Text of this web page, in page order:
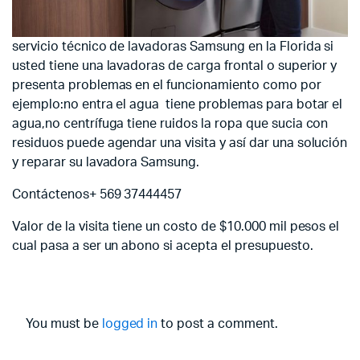
servicio técnico de lavadoras Samsung en la Florida si
usted tiene una lavadoras de carga frontal o superior y
presenta problemas en el funcionamiento como por
ejemplo:no entra el agua tiene problemas para botar el
agua,no centrífuga tiene ruidos la ropa que sucia con
residuos puede agendar una visita y así dar una solución
y reparar su lavadora Samsung.
Contáctenos+ 569 37444457
Valor de la visita tiene un costo de $10.000 mil pesos el
cual pasa a ser un abono si acepta el presupuesto.
You must be logged in to post a comment.